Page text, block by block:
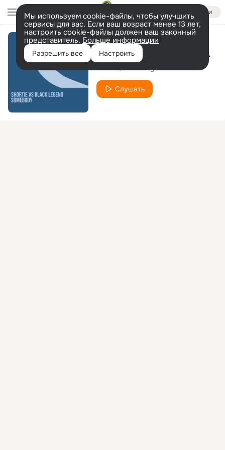
Войти
Мы используем cookie-файлы, чтобы улучшить
сервисы для вас. Если ваш возраст менее 13 лет,
настроить cookie-файлы должен ваш законный
представитель. Больше информации
Разрешить все Настроить Somebody (In the Radio Mix)
Слушать